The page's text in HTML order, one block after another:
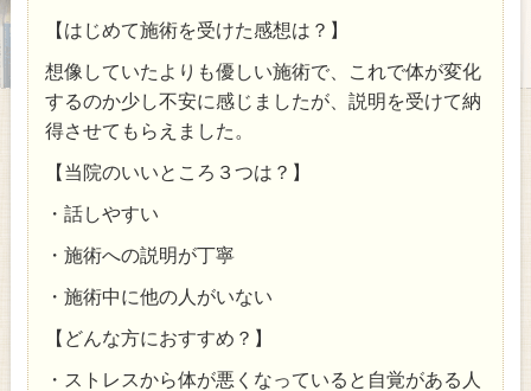
【はじめて施術を受けた感想は？】
想像していたよりも優しい施術で、これで体が変化
するのか少し不安に感じましたが、説明を受けて納
得させてもらえました。
【当院のいいところ３つは？】
・話しやすい
・施術への説明が丁寧
・施術中に他の人がいない
【どんな方におすすめ？】
・ストレスから体が悪くなっていると自覚がある人